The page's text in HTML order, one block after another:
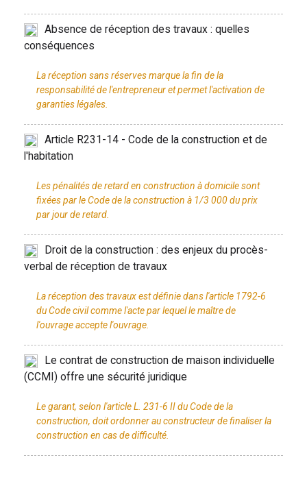
Absence de réception des travaux : quelles
conséquences
La réception sans réserves marque la fin de la
responsabilité de l'entrepreneur et permet l'activation de
Article R231-14 - Code de la construction et de
l'habitation
Les pénalités de retard en construction à domicile sont
fixées par le Code de la construction à 1/3 000 du prix
Droit de la construction : des enjeux du procès-
verbal de réception de travaux
La réception des travaux est définie dans l'article 1792-6
du Code civil comme l'acte par lequel le maître de
Le contrat de construction de maison individuelle
(CCMI) offre une sécurité juridique
Le garant, selon l'article L. 231-6 II du Code de la
construction, doit ordonner au constructeur de finaliser la